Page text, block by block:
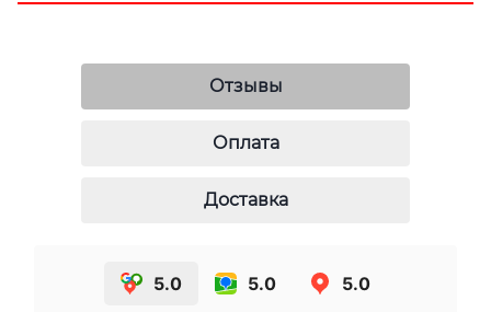
Отзывы
Оплата
Доставка
5.0 5.0 5.0